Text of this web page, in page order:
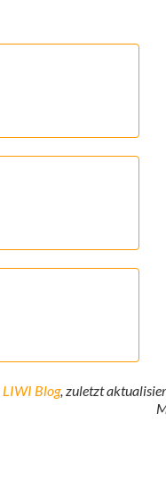
LIWI Blog, zuletzt